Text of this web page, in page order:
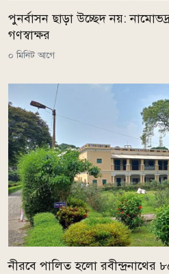
পুনর্বাসন ছাড়া উচ্ছেদ নয়:
গণস্বাক্ষর
০ মিনিট আগে
নীরবে পালিত হলো রবীন্দ্রনাথের